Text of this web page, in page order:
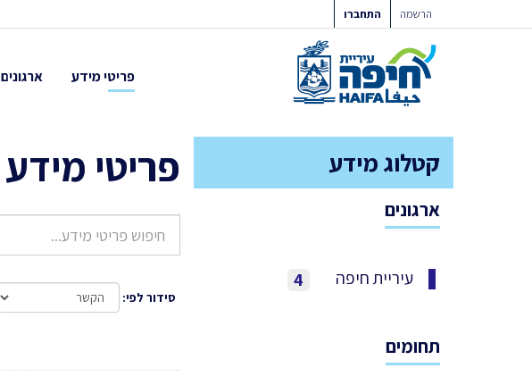
לתוכן
התחברו הרשמה
פריטי מידע ארגונים
קטלוג מידע
ארגונים
עיריית חיפה 4
תחומים
פריטי מידע
סידור לפי